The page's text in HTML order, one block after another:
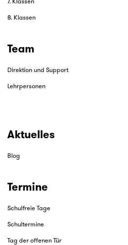
7. Klassen
8. Klassen
Team
Direktion und Support
Lehrpersonen
Aktuelles
Blog
Termine
Schulfreie Tage
Schultermine
Tag der offenen Tür